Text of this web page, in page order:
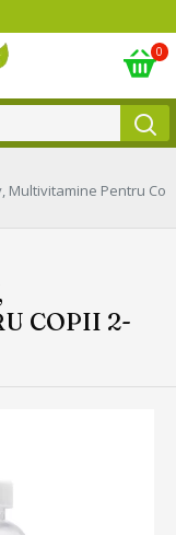
0
Multivitamine Pentru Co
COPII 2-